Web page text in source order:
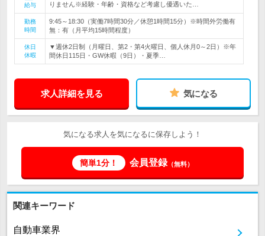
給与
りません※経験・年齢・資格など考慮し優遇いた…
勤務
時間
9:45～18:30（実働7時間30分／休憩1時間15分）※時間外労働有
無：有（月平均15時間程度）
休日
休暇
▼週休2日制（月曜日、第2・第4火曜日、個人休月0～2日）※年
間休日115日・GW休暇（9日）・夏季…
求人詳細を見る 気になる
気になる求人を気になるに保存しよう！
簡単1分！ 会員登録（無料）
関連キーワード
自動車業界